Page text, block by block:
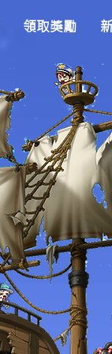
領取獎勵